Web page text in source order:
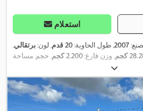
استعلام
2007, طول الحاوية:20 قدم , لون:برتقالي,
كجم , وزن فارغ:2.200 كجم
, حجم مساحة
, عرض مساحة التحميل:
5.898 مم , ارتفاع مساحة التحميل:2.390 مم